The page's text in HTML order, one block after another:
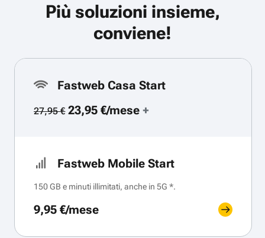
Più soluzioni insieme,
conviene!
Fastweb Casa Start
27,95 €23,95 €/mese+
Fastweb Mobile Start
150 GB e minuti illimitati, anche in 5G *.
9,95 €/mese